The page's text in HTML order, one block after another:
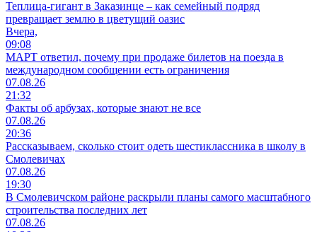
Теплица-гигант в Заказинце – как семейный подряд
превращает землю в цветущий оазис
Вчера,
09:08
МАРТ ответил, почему при продаже билетов на поезда в
международном сообщении есть ограничения
07.08.26
21:32
Факты об арбузах, которые знают не все
07.08.26
20:36
Рассказываем, сколько стоит одеть шестиклассника в школу в
Смолевичах
07.08.26
19:30
В Смолевичском районе раскрыли планы самого масштабного
строительства последних лет
07.08.26